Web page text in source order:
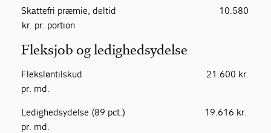
Skattefri præmie, deltid 10.580
kr. pr. portion
Fleksjob og ledighedsydelse
Fleksløntilskud 21.600 kr.
pr. md.
Ledighedsydelse (89 pct.) 19.616 kr.
pr. md.